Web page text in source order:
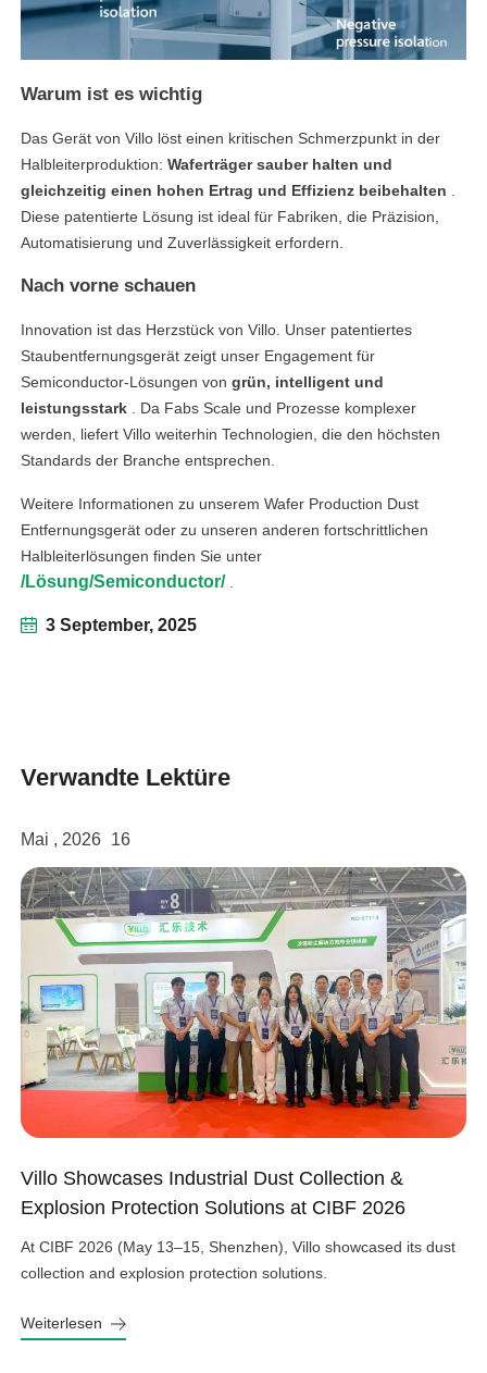
3 September, 2025
facebook
Warum ist es wichtig
Das Gerät von Villo löst einen kritischen Schmerzpunkt in der
Halbleiterproduktion:Waferträger sauber halten und
gleichzeitig einen hohen Ertrag und Effizienz beibehalten .
Diese patentierte Lösung ist ideal für Fabriken, die Präzision,
Automatisierung und Zuverlässigkeit erfordern.
Nach vorne schauen
Innovation ist das Herzstück von Villo. Unser patentiertes
Staubentfernungsgerät zeigt unser Engagement für
Semiconductor-Lösungen vongrün, intelligent und
leistungsstark . Da Fabs Scale und Prozesse komplexer
werden, liefert Villo weiterhin Technologien, die den höchsten
Standards der Branche entsprechen.
Weitere Informationen zu unserem Wafer Production Dust
Entfernungsgerät oder zu unseren anderen fortschrittlichen
Halbleiterlösungen finden Sie unter
/Lösung/Semiconductor/ .
Verwandte Lektüre
Mai , 2026 16
Villo Showcases Industrial Dust Collection &
Explosion Protection Solutions at CIBF 2026
At CIBF 2026 (May 13–15, Shenzhen), Villo showcased its dust
collection and explosion protection solutions.
Weiterlesen